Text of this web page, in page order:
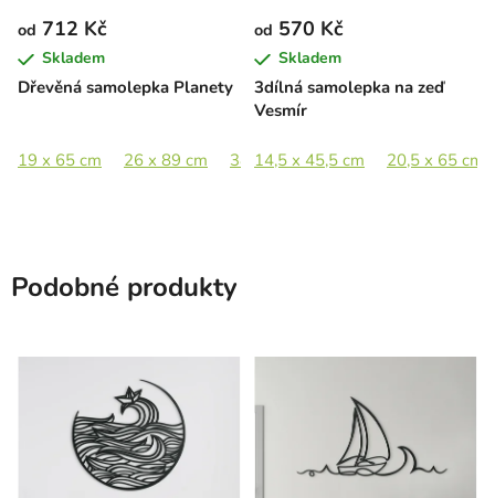
Dřevěná samolepka Planety
od 712 Kč
Skladem
19 x 65 cm 26 x 89 cm 38,5 x 133 cm
3dílná samolepka na zeď
Vesmír
od 570 Kč
Skladem
14,5 x 45,5 cm 20,5 x 65 cm
Podobné produkty